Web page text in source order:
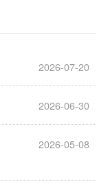
2026-07-20
2026-06-30
2026-05-08